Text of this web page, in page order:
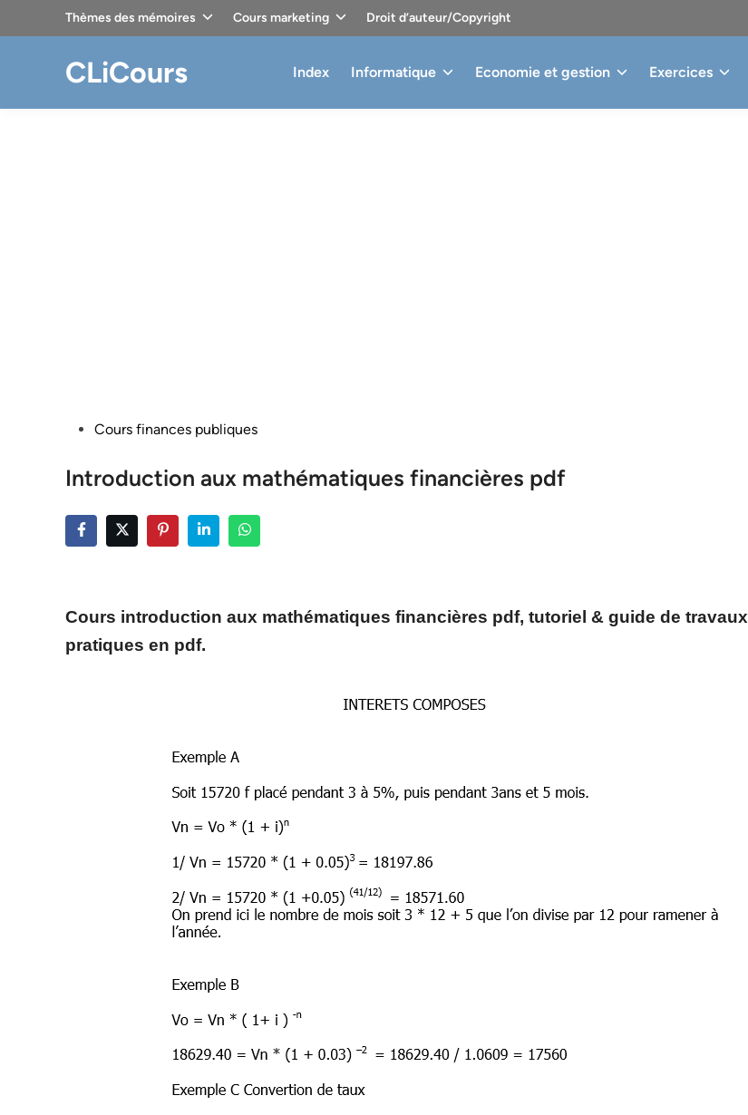
Thèmes des mémoires Cours marketing Droit d’auteur/Copyright
CLiCours Index Informatique Economie et gestion Exercices
PostedCours finances publiques
Introduction aux mathématiques financières pdf
Cours introduction aux mathématiques financières pdf, tutoriel & guide de travaux
pratiques en pdf.